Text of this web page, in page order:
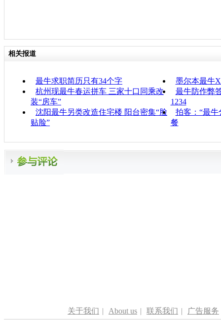
相关报道
最牛求职简历只有34个字
墨尔本最牛
杭州现最牛春运拼车 三家十口同乘改
装“房车”
最牛防作弊
1234
沈阳最牛另类改造住宅楼 阳台密集“脸
贴脸”
拍客：“最
餐
关于我们 | About us | 联系我们 | 广告服务